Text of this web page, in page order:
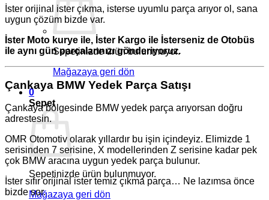
Sepetinizde ürün bulunmuyor.
Mağazaya geri dön
0
Sepet
Sepetinizde ürün bulunmuyor.
Mağazaya geri dön
İster orijinal ister çıkma, isterse uyumlu parça arıyor ol, sana
uygun çözüm bizde var.
İster Moto kurye ile, İster Kargo ile İsterseniz de Otobüs
ile aynı gün parçalarınızı gönderiyoruz.
Çankaya BMW Yedek Parça Satışı
Çankaya bölgesinde BMW yedek parça arıyorsan doğru
adrestesin.
OMR Otomotiv olarak yıllardır bu işin içindeyiz. Elimizde 1
serisinden 7 serisine, X modellerinden Z serisine kadar pek
çok BMW aracına uygun yedek parça bulunur.
İster sıfır orijinal ister temiz çıkma parça… Ne lazımsa önce
bizde sor.